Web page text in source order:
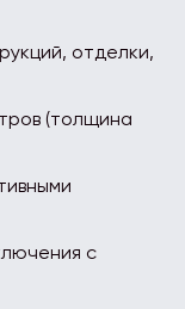
отделки,
(толщина
с